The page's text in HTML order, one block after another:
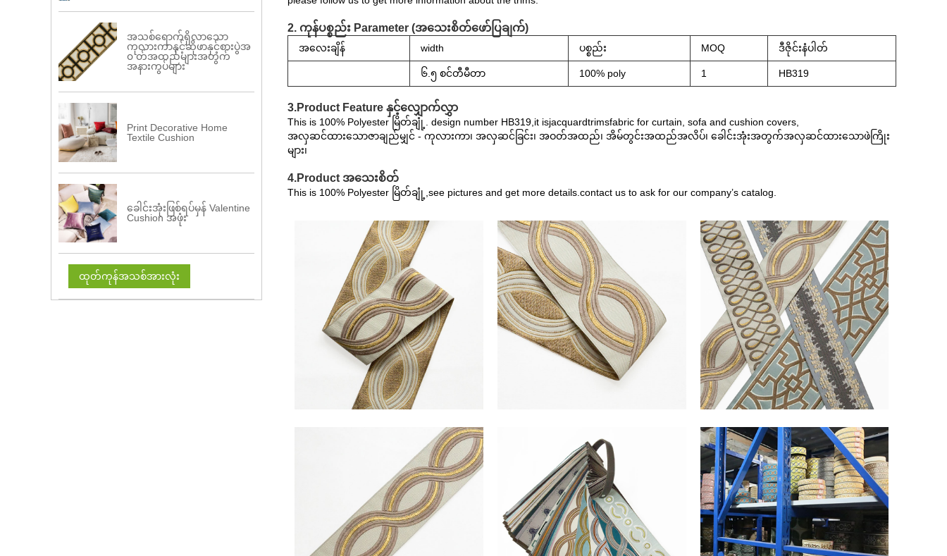
အသစ်ရောက်ရှိလာသော
ကုလားကာနှင့်ဆိုဖာနှင့်စားပွဲအ
၀ တ်အထည်များအတွက်
အနားကွပ်များ
Print Decorative Home
Textile Cushion
ခေါင်းအုံးဖြစ်ရပ်မှန် Valentine
Cushion အဖုံး
ထုတ်ကုန်အသစ်အားလုံး
2. ကုန်ပစ္စည်း Parameter (အသေးစိတ်ဖော်ပြချက်)
အလေးချိန် width ပစ္စည်း MOQ ဒီဇိုင်းနံပါတ်
၆.၅ စင်တီမီတာ 100% poly 1 HB319
3.Product Feature နှင့်လျှောက်လွှာ
This is 100% Polyester မြိတ်ချုံ့. design number HB319,it isjacquardtrimsfabric for curtain, sofa and cushion covers,
အလှဆင်ထားသောဇာချည်မျှင် - ကုလားကာ၊ အလှဆင်ခြင်း၊ အဝတ်အထည်၊ အိမ်တွင်းအထည်အလိပ်၊ ခေါင်းအုံးအတွက်အလှဆင်ထားသောဖဲကြိုး
များ၊
4.Product အသေးစိတ်
This is 100% Polyester မြိတ်ချုံ့,see pictures and get more details.contact us to ask for our company’s catalog.